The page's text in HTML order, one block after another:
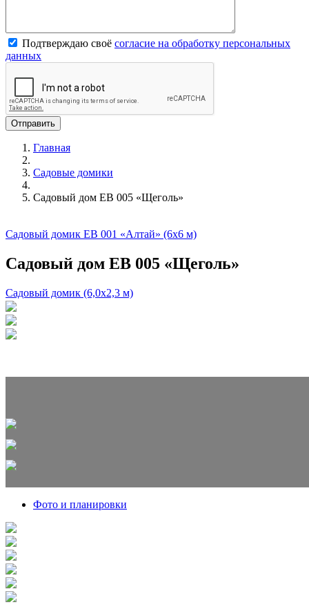
Подтверждаю своё согласие на обработку персональных
данных
Главная
Садовые домики
Садовый дом EB 005 «Щеголь»
Садовый домик EB 001 «Алтай» (6х6 м)
Садовый дом EB 005 «Щеголь»
Садовый домик (6,0х2,3 м)
Фото и планировки